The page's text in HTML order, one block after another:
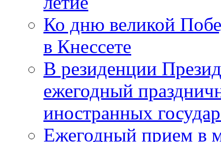
Ко дню великой
в Кнессете
В резиденции
ежегодный
иностранных
Ежегодный прием в